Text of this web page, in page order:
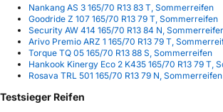
Nankang AS 3 165/70 R13 83 T, Sommerreifen
Goodride Z 107 165/70 R13 79 T, Sommerreifen
Security AW 414 165/70 R13 84 N,
Arivo Premio ARZ 1 165/70 R13 79 T,
Torque TQ 05 165/70 R13 88 S, Sommerreifen
Hankook Kinergy Eco 2 K435 165/70 R13 79 T,
Rosava TRL 501 165/70 R13 79 N, Sommerreifen
Testsieger Reifen